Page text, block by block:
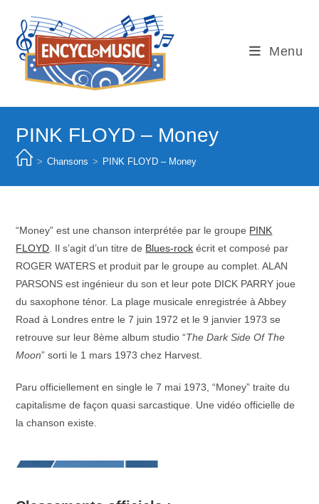
content
Menu
PINK FLOYD – Money
> Chansons > PINK FLOYD – Money
“Money” est une chanson interprétée par le groupe PINK
FLOYD . Il s’agit d’un titre de Blues-rock écrit et composé par
ROGER WATERS et produit par le groupe au complet. ALAN
PARSONS est ingénieur du son et leur pote DICK PARRY joue
du saxophone ténor. La plage musicale enregistrée à Abbey
Road à Londres entre le 7 juin 1972 et le 9 janvier 1973 se
retrouve sur leur 8ème album studio “The Dark Side Of The
Moon” sorti le 1 mars 1973 chez Harvest.
Paru officiellement en single le 7 mai 1973, “Money” traite du
capitalisme de façon quasi sarcastique. Une vidéo officielle de
la chanson existe.